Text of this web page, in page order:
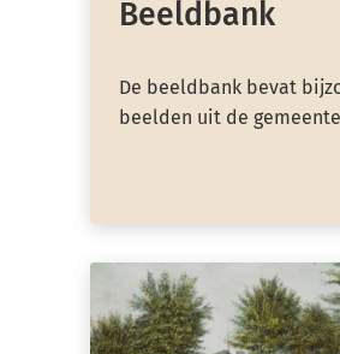
Beeldbank
De beeldbank bevat
beelden uit de